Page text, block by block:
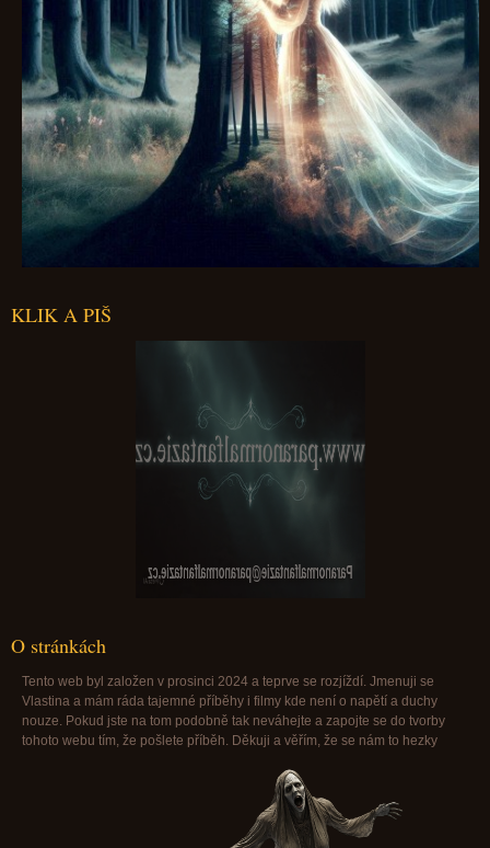
KLIK A PIŠ
Paranormalfantazie@paranormalfantazie.cz
O stránkách
Tento web byl založen v prosinci 2024 a teprve se rozjíždí. Jmenuji se
Vlastina a mám ráda tajemné příběhy i filmy kde není o napětí a duchy
nouze. Pokud jste na tom podobně tak neváhejte a zapojte se do tvorby
tohoto webu tím, že pošlete příběh. Děkuji a věřím, že se nám to hezky